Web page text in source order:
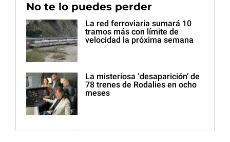
No te lo puedes perder
La red ferroviaria sumará 10
tramos más con límite de
velocidad la próxima semana
La misteriosa ‘desaparición’ de
78 trenes de Rodalies en ocho
meses